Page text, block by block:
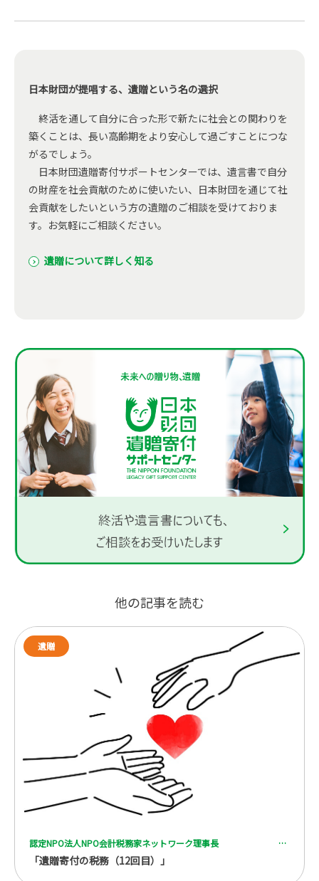
日本財団が提唱する、遺贈という名の選択
終活を通して自分に合った形で新たに社会との関わりを
築くことは、長い高齢期をより安心して過ごすことにつな
がるでしょう。
日本財団遺贈寄付サポートセンターでは、遺言書で自分
の財産を社会貢献のために使いたい、日本財団を通じて社
会貢献をしたいという方の遺贈のご相談を受けておりま
す。お気軽にご相談ください。
遺贈について詳しく知る
他の記事を読む
認定NPO法人NPO会計税務家ネットワーク理事長 一般社団法人 全国レガシーギフト協会理事 税理士 脇坂 誠也
「遺贈寄付の税務（12回目）」
遺贈